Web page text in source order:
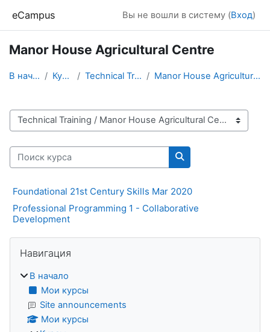
eCampus Вы не вошли в систему (Вход)
Manor House Agricultural Centre
В начало Курсы Technical Training Manor House Agricultural Centre
Категории курсов
Поиск курса
Поиск курса
Foundational 21st Century Skills Mar 2020
Professional Programming 1 - Collaborative
Development
Блоки
Навигация
В начало
Мои курсы
Site announcements
Мои курсы